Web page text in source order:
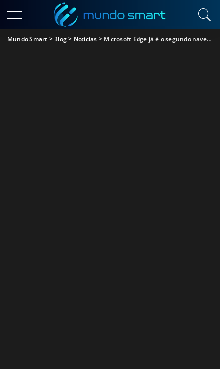
Mundo Smart > Blog> Notícias > Microsoft Edge já é o segundo navegador web mais utilizado do mundo